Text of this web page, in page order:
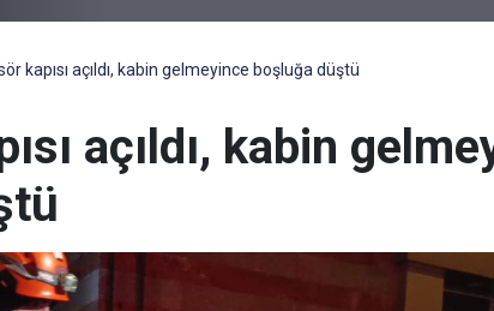
kapısı açıldı, kabin gelmeyince boşluğa düştü
açıldı, kabin